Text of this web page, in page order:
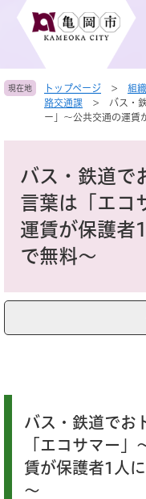
頭
。
飛
て
現在地 トップページ > 組
路交通課
>
バス・
ー」～公共交通の運賃
バス・鉄道で
言葉は「エコ
運賃が保護者
で無料～
バス・鉄道でお
「エコサマー
賃が保護者1人
～